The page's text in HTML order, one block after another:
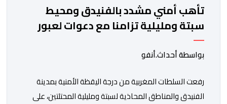
تأهب أمني مشدد بالفنيدق ومحيط
سبتة ومليلية تزامنا مع دعوات لعبور
جماعي
بواسطة أحداث.أنفو
رفعت السلطات المغربية من درجة اليقظة الأمنية بمدينة
الفنيدق والمناطق المحاذية لسبتة ومليلية المحتلتين، على